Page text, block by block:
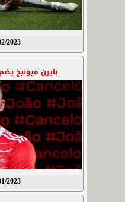
02/02/
بايرن ميونيخ
31/01/